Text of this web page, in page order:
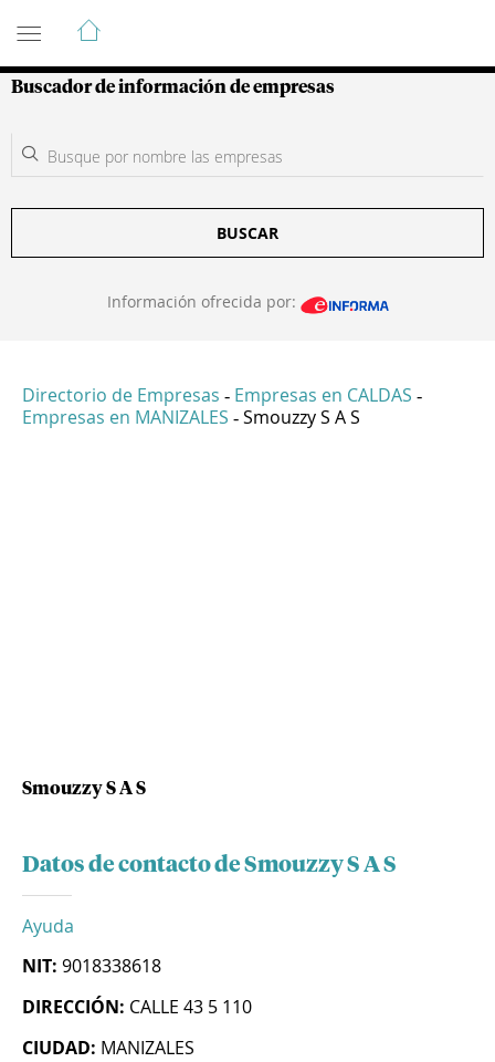
Guía de Empresas Colombianas
Buscador de información de empresas
BUSCAR
Información ofrecida por:
Directorio de Empresas - Empresas en CALDAS -
Empresas en MANIZALES - Smouzzy S A S
Smouzzy S A S
Datos de contacto de Smouzzy S A S
Ayuda
NIT: 9018338618
DIRECCIÓN: CALLE 43 5 110
CIUDAD: MANIZALES